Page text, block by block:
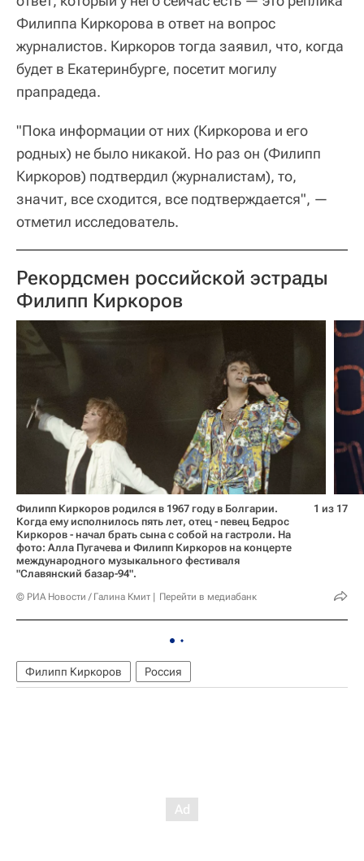
Филиппа Киркорова в ответ на вопрос
журналистов. Киркоров тогда заявил, что, когда
будет в Екатеринбурге, посетит могилу
прапрадеда.
"Пока информации от них (Киркорова и его
родных) не было никакой. Но раз он (Филипп
Киркоров) подтвердил (журналистам), то,
значит, все сходится, все подтверждается", —
отметил исследователь.
Рекордсмен российской эстрады
Филипп Киркоров
Филипп Киркоров родился в 1967 году в Болгарии.
Когда ему исполнилось пять лет, отец - певец Бедрос
Киркоров - начал брать сына с собой на гастроли. На
фото: Алла Пугачева и Филипп Киркоров на концерте
международного музыкального фестиваля
"Славянский базар-94".
© РИА Новости / Галина Кмит Перейти в медиабанк
1 из 17
Филипп Киркоров Россия